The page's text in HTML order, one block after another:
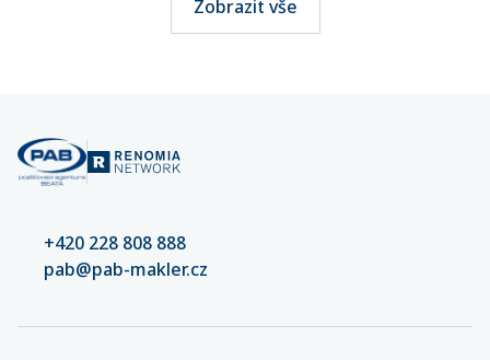
Zobrazit vše
+420 228 808 888
pab@pab-makler.cz